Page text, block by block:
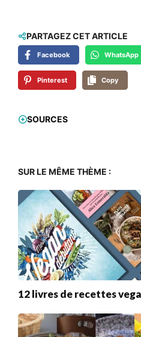
PARTAGEZ CET ARTICLE
Facebook WhatsApp
Pinterest Copy
SOURCES
SUR LE MÊME THÈME :
12 livres de recettes